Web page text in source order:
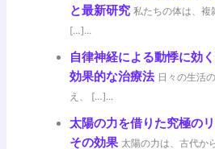
と最新研究 私たちの体は、複
[…]...
自律神経による動悸に効
効果的な治療法 日々の生活
え、 […]...
太陽の力を借りた究極の
その効果 太陽の力は、古代か